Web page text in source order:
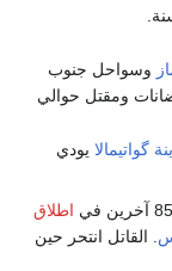
وسواحل جنوب
ومقتل حوالي
گواتيمالايودي
اطلاق
. القاتل انتحر حين